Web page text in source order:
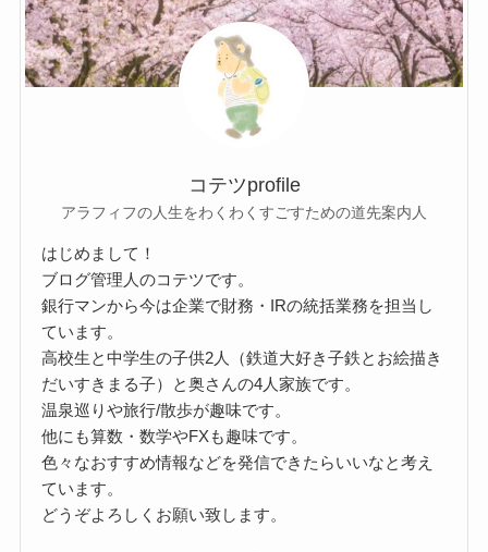
コテツprofile
アラフィフの人生をわくわくすごすための道先案内人
はじめまして！
ブログ管理人のコテツです。
銀行マンから今は企業で財務・IRの統括業務を担当し
ています。
高校生と中学生の子供2人（鉄道大好き子鉄とお絵描き
だいすきまる子）と奥さんの4人家族です。
温泉巡りや旅行/散歩が趣味です。
他にも算数・数学やFXも趣味です。
色々なおすすめ情報などを発信できたらいいなと考え
ています。
どうぞよろしくお願い致します。